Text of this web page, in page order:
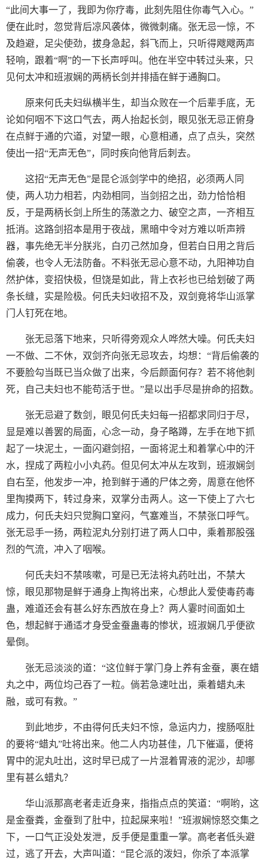
“此间大事一了，我即为你疗毒，此刻先阻住你毒气入心。”
便在此时，忽觉背后凉风袭体，微微刺痛。张无忌一惊，不
及趋避，足尖使劲，拔身急起，斜飞而上，只听得飕飕两声
轻响，跟着“啊”的一下长声呼叫。他在半空中转过头来，只
见何太冲和班淑娴的两柄长剑并排插在鲜于通胸口。
原来何氏夫妇纵横半生，却当众败在一个后辈手底，无
论如何咽不下这口气去，两人抬起长剑，眼见张无忌正俯身
在点鲜于通的穴道，对望一眼，心意相通，点了点头，突然
使出一招“无声无色”，同时疾向他背后刺去。
这招“无声无色”是昆仑派剑学中的绝招，必须两人同
使，两人功力相若，内劲相同，当剑招之出，劲力恰恰相
反，于是两柄长剑上所生的荡激之力、破空之声，一齐相互
抵消。这路剑招本是用于夜战，黑暗中令对方难以听声辨
器，事先绝无半分朕兆，白刃己然加身，但若白日用之背后
偷袭，也令人无法防备。不料张无忌心意不动，九阳神功自
然护体，变招快极，但饶是如此，背上衣衫也已给划破了两
条长缝，实是险极。何氏夫妇收招不及，双剑竟将华山派掌
门人钉死在地。
张无忌落下地来，只听得旁观众人哗然大噪。何氏夫妇
一不做、二不休，双剑齐向张无忌攻去，均想：“背后偷袭的
不要脸勾当既已当众做了出来，今后颜面何存？若不将他刺
死，自己夫妇也不能苟活于世。”是以出手尽是拚命的招数。
张无忌避了数剑，眼见何氏夫妇每一招都求同归于尽，
显是难以善罢的局面，心念一动，身子略蹲，左手在地下抓
起了一块泥土，一面闪避剑招，一面将泥土和着掌心中的汗
水，捏成了两粒小小丸药。但见何太冲从左攻到，班淑娴剑
自右至，他发步一冲，抢到鲜于通的尸体之旁，周意在他怀
里掏摸两下，转过身来，双掌分击两人。这一下使上了六七
成力，何氏夫妇只觉胸口窒闷，气塞难当，不禁张口呼气。
张无忌手一扬，两粒泥丸分别打进了两人口中，乘着那股强
烈的气流，冲入了咽喉。
何氏夫妇不禁咳嗽，可是已无法将丸药吐出，不禁大
惊，眼见那物是鲜于通身上掏将出来，心想此人爱使毒药毒
蛊，难道还会有甚么好东西放在身上？两人霎时间面如土
色，想起鲜于通适才身受金蚕蛊毒的惨状，班淑娴几乎便欲
晕倒。
张无忌淡淡的道：“这位鲜于掌门身上养有金蚕，裹在蜡
丸之中，两位均己吞了一粒。倘若急速吐出，乘着蜡丸未
融，或可有救。”
到此地步，不由得何氏夫妇不惊，急运内力，搜肠呕肚
的要将“蜡丸”吐将出来。他二人内功甚佳，几下催逼，便将
胃中的泥丸吐出，这时早已成了一片混着胃液的泥沙，却哪
里有甚么蜡丸？
华山派那高老者走近身来，指指点点的笑道：“啊哟，这
是金蚕粪，金蚕到了肚中，拉起屎来啦！”班淑娴惊怒交集之
下，一口气正没处发泄，反手便是重重一掌。高老者低头避
过，逃了开去，大声叫道：“昆仑派的泼妇，你杀了本派掌